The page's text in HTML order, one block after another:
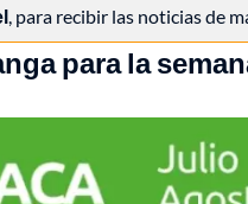
, para recibir las noticias de
para la